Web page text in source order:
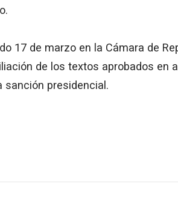
17 de marzo en la Cámara de
de los textos aprobados en
sanción presidencial.